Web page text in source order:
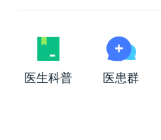
医生科普 医患群